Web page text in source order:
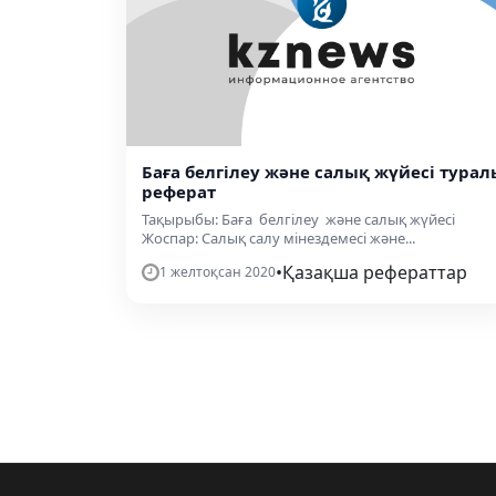
Баға белгілеу және салық жүйесі
реферат
Тақырыбы: Баға белгілеу және салық жүйесі
Жоспар: Салық салу мінездемесі және...
1 желтоқсан 2020•Қазақша рефераттар